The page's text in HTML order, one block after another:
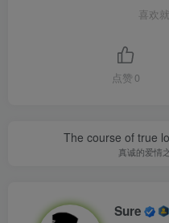
喜欢
点赞 0
The course of true
真诚的爱情
Sure